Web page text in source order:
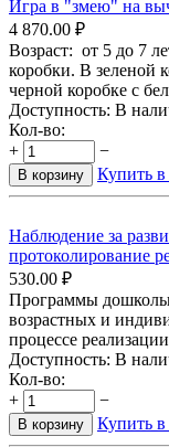
Игра в "змею" на
4 870.00 ₽
Возраст: от 5 до 7
коробки. В зеленой
черной коробке с
Доступность: В
Кол-во:
+
−
В корзину Купить
Наблюдение за
протоколирование
530.00 ₽
Программы
возрастных и
процессе
Доступность: В
Кол-во:
+
−
В корзину Купить